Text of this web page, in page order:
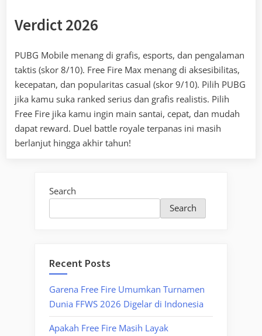
Verdict 2026
PUBG Mobile menang di grafis, esports, dan pengalaman
taktis (skor 8/10). Free Fire Max menang di aksesibilitas,
kecepatan, dan popularitas casual (skor 9/10). Pilih PUBG
jika kamu suka ranked serius dan grafis realistis. Pilih
Free Fire jika kamu ingin main santai, cepat, dan mudah
dapat reward. Duel battle royale terpanas ini masih
berlanjut hingga akhir tahun!
Search
Search
Recent Posts
Garena Free Fire Umumkan Turnamen
Dunia FFWS 2026 Digelar di Indonesia
Apakah Free Fire Masih Layak